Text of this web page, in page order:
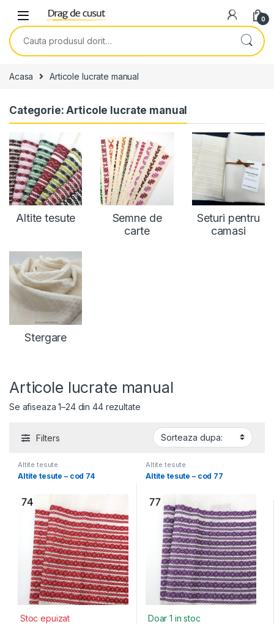
0
Search for:
Acasa Articole lucrate manual
Categorie: Articole lucrate manual
Altite tesute
Semne de
carte
Seturi pentru
camasi
Stergare
Articole lucrate manual
Se afiseaza 1–24 din 44 rezultate
Filters
Altite tesute
Altite tesute – cod 74
Stoc epuizat
Altite tesute
Altite tesute – cod 77
Doar 1 in stoc